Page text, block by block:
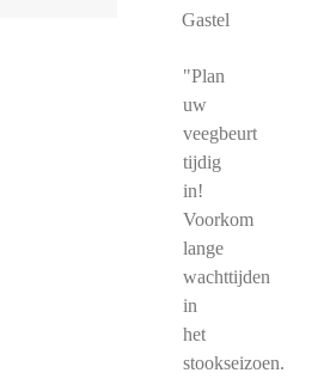
Gastel
"Plan
uw
veegbeurt
tijdig
in!
Voorkom
lange
wachttijden
in
het
stookseizoen.